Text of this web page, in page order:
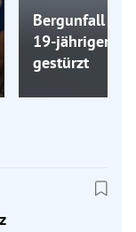
Bergunfall am
19-jähriger
gestürzt